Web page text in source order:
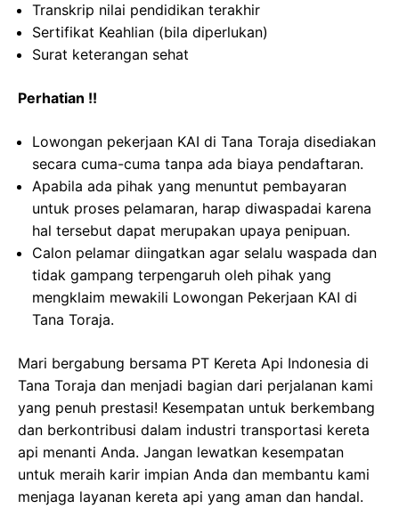
Transkrip nilai pendidikan terakhir
Sertifikat Keahlian (bila diperlukan)
Surat keterangan sehat
Perhatian !!
Lowongan pekerjaan KAI di Tana Toraja disediakan
secara cuma-cuma tanpa ada biaya pendaftaran.
Apabila ada pihak yang menuntut pembayaran
untuk proses pelamaran, harap diwaspadai karena
hal tersebut dapat merupakan upaya penipuan.
Calon pelamar diingatkan agar selalu waspada dan
tidak gampang terpengaruh oleh pihak yang
mengklaim mewakili Lowongan Pekerjaan KAI di
Tana Toraja.
Mari bergabung bersama PT Kereta Api Indonesia di
Tana Toraja dan menjadi bagian dari perjalanan kami
yang penuh prestasi! Kesempatan untuk berkembang
dan berkontribusi dalam industri transportasi kereta
api menanti Anda. Jangan lewatkan kesempatan
untuk meraih karir impian Anda dan membantu kami
menjaga layanan kereta api yang aman dan handal.